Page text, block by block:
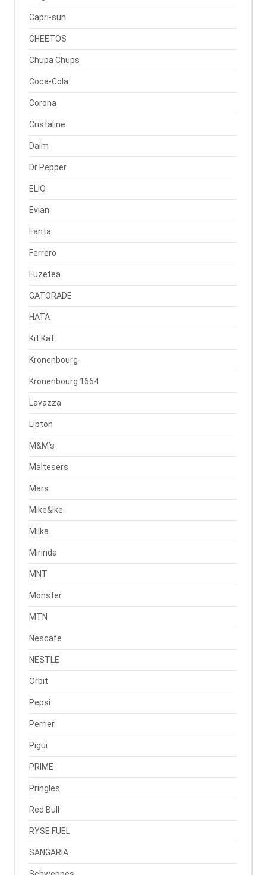
Capri-sun
CHEETOS
Chupa Chups
Coca-Cola
Corona
Cristaline
Daim
Dr Pepper
ELIO
Evian
Fanta
Ferrero
Fuzetea
GATORADE
HATA
Kit Kat
Kronenbourg
Kronenbourg 1664
Lavazza
Lipton
M&M’s
Maltesers
Mars
Mike&Ike
Milka
Mirinda
MNT
Monster
MTN
Nescafe
NESTLE
Orbit
Pepsi
Perrier
Pigui
PRIME
Pringles
Red Bull
RYSE FUEL
SANGARIA